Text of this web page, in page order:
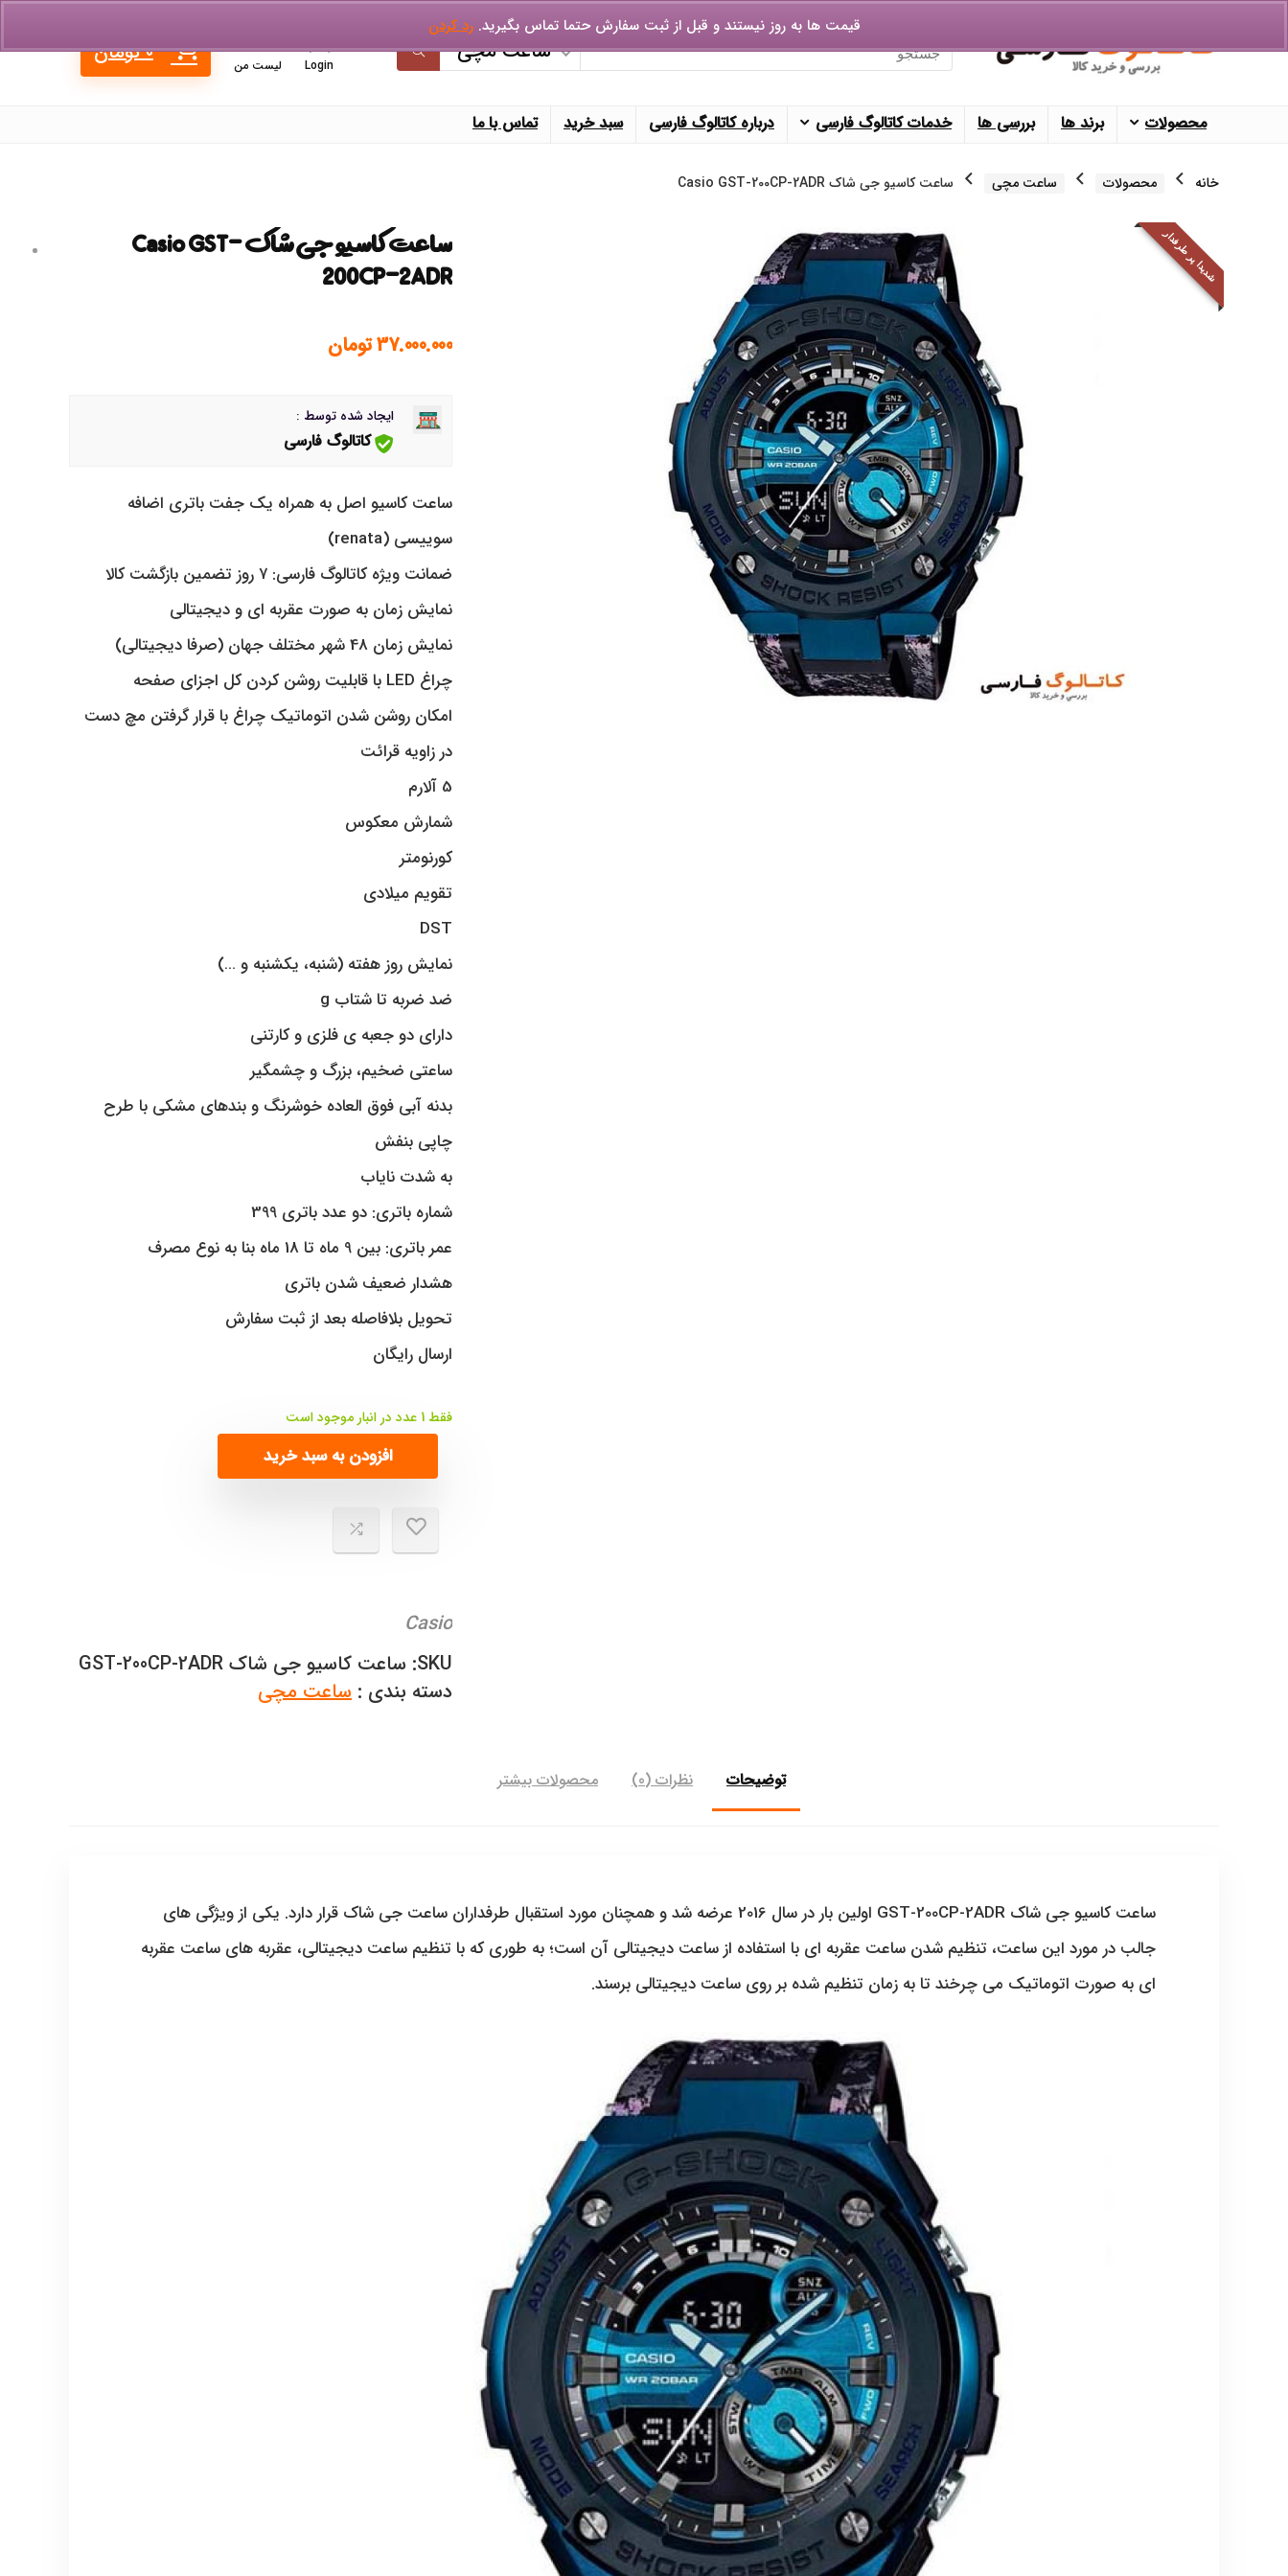
قیمت ها به روز نیستند و قبل از ثبت سفارش حتما تماس بگیرید.رد کردن
Search
for:
ساعت مچی Login لیست من 0تومان
محصولات برند ها بررسی ها خدمات کاتالوگ فارسی درباره کاتالوگ فارسی سبد خرید تماس با ما
خانه محصولات ساعت مچی ساعت کاسیو جی شاک Casio GST-200CP-2ADR
شدیدا پر طرفدار ساعت کاسیو جی شاک Casio GST-
200CP-2ADR
37.000.000تومان
ایجاد شده توسط :
کاتالوگ فارسی
ساعت کاسیو اصل به همراه یک جفت باتری اضافه
سوییسی (renata)
ضمانت ویژه کاتالوگ فارسی: ۷ روز تضمین بازگشت کالا
نمایش زمان به صورت عقربه ای و دیجیتالی
نمایش زمان 48 شهر مختلف جهان (صرفا دیجیتالی)
چراغ LED با قابلیت روشن کردن کل اجزای صفحه
امکان روشن شدن اتوماتیک چراغ با قرار گرفتن مچ دست
در زاویه قرائت
5 آلارم
شمارش معکوس
کورنومتر
تقویم میلادی
DST
نمایش روز هفته (شنبه، یکشنبه و …)
ضد ضربه تا شتاب g
دارای دو جعبه ی فلزی و کارتنی
ساعتی ضخیم، بزرگ و چشمگیر
بدنه آبی فوق العاده خوشرنگ و بندهای مشکی با طرح
چاپی بنفش
به شدت نایاب
شماره باتری: دو عدد باتری 399
عمر باتری: بین 9 ماه تا 18 ماه بنا به نوع مصرف
هشدار ضعیف شدن باتری
تحویل بلافاصله بعد از ثبت سفارش
ارسال رایگان
فقط 1 عدد در انبار موجود است
افزودن به سبد خرید
Casio
SKU: ساعت کاسیو جی شاک GST-200CP-2ADR
دسته بندی : ساعت مچی
توضیحات نظرات (0) محصولات بیشتر
ساعت کاسیو جی شاک GST-200CP-2ADR اولین بار در سال 2016 عرضه شد و همچنان مورد استقبال طرفداران ساعت جی شاک قرار دارد. یکی از ویژگی های
جالب در مورد این ساعت، تنظیم شدن ساعت عقربه ای با استفاده از ساعت دیجیتالی آن است؛ به طوری که با تنظیم ساعت دیجیتالی، عقربه های ساعت عقربه
ای به صورت اتوماتیک می چرخند تا به زمان تنظیم شده بر روی ساعت دیجیتالی برسند.